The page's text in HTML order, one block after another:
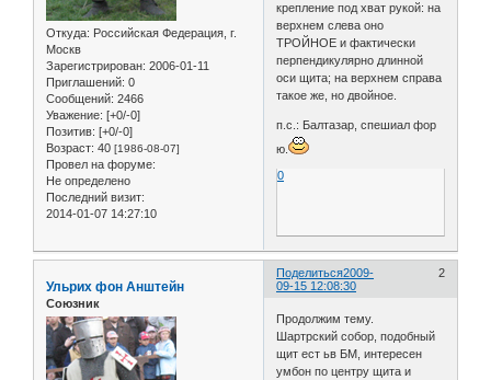
Откуда: Российская Федерация, г.
Москв
Зарегистрирован: 2006-01-11
Приглашений: 0
Сообщений: 2466
Уважение: [+0/-0]
Позитив: [+0/-0]
Возраст: 40 [1986-08-07]
Провел на форуме:
Не определено
Последний визит:
2014-01-07 14:27:10
крепление под хват рукой: на
верхнем слева оно
ТРОЙНОЕ и фактически
перпендикулярно длинной
оси щита; на верхнем справа
такое же, но двойное.
п.с.: Балтазар, спешиал фор
ю.
0
Поделиться 2
2009-
09-15 12:08:30
Ульрих фон Анштейн
Союзник
Продолжим тему.
Шартрский собор, подобный
щит ест ьв БМ, интересен
умбон по центру щита и